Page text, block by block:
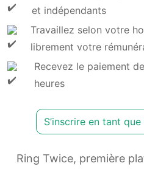
et indépendants
Travaillez selon votre
librement votre
Recevez le paiement
heures
S’inscrire en tant
Ring Twice, première